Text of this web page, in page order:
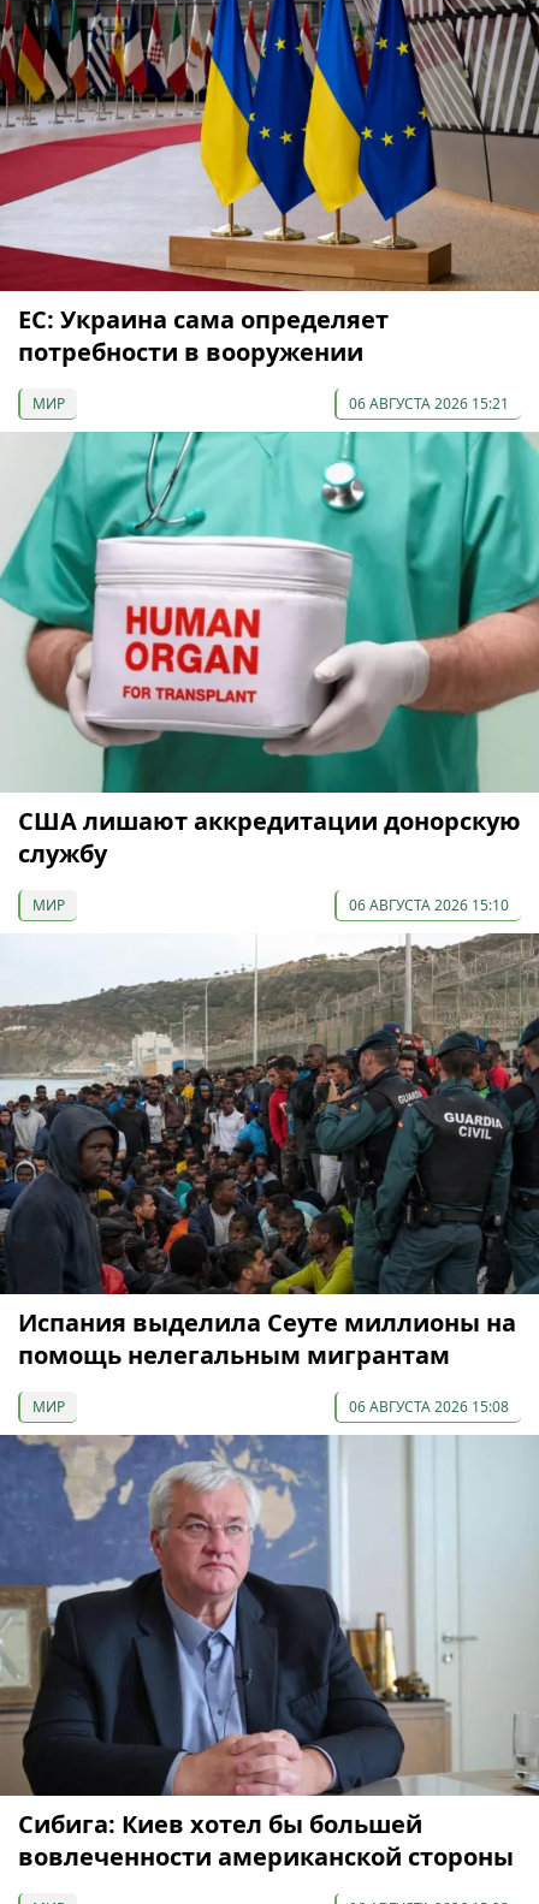
ЕС: Украина сама определяет
потребности в вооружении
МИР 06 АВГУСТА 2026 15:21
США лишают аккредитации донорскую
службу
МИР 06 АВГУСТА 2026 15:10
Испания выделила Сеуте миллионы на
помощь нелегальным мигрантам
МИР 06 АВГУСТА 2026 15:08
Сибига: Киев хотел бы большей
вовлеченности американской стороны